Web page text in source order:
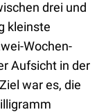
drei und
kleinste
Wochen-
Aufsicht in der
war es, die